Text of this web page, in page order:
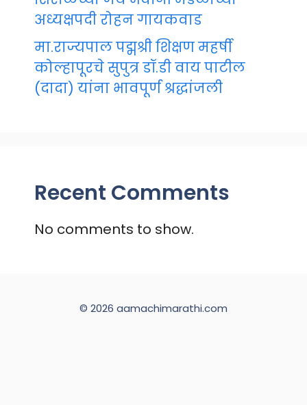
अध्यक्षपदी रोहन गायकवाड
मा.राज्यपाल पद्मश्री शिक्षण महर्षी
कोल्हापूरचे सुपुत्र डॉ.डी वाय पाटील
(दादा) यांना भावपूर्ण श्रद्धांजली
Recent Comments
No comments to show.
© 2026 aamachimarathi.com